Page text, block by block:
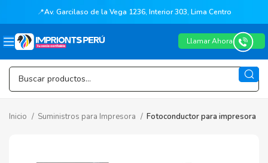
📍Av. Garcilaso de la Vega 1236, Interior 303, Lima Centro
Llamar Ahora
Inicio Suministros para Impresora Fotoconductor para impresora